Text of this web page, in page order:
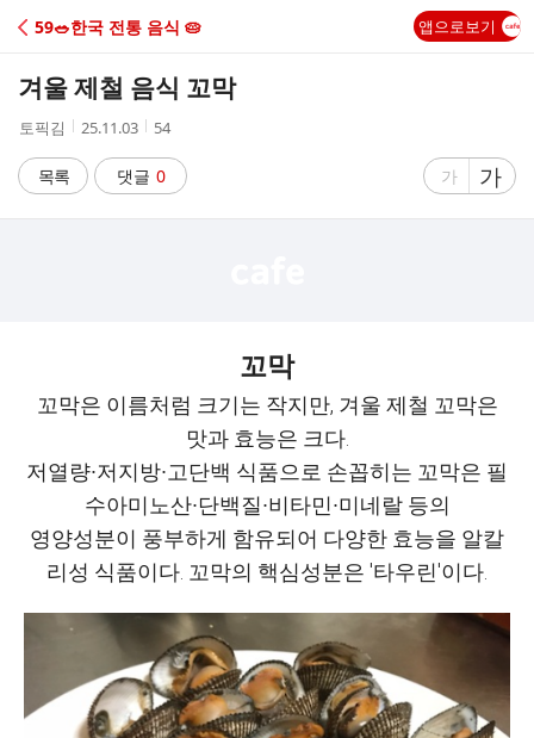
C
A
59🥗한국 전통 음식 🥧 앱으로보기
겨울 제철 음식 꼬막
작
자
토픽김
작
시
간
25.11.03
조
수
54
목록 댓글 0
글
가
글
자
가
꼬막
꼬막은 이름처럼 크기는 작지만, 겨울 제철 꼬막은
맛과 효능은 크다.
저열량∙저지방∙고단백 식품으로 손꼽히는 꼬막은 필
수아미노산∙단백질∙비타민∙미네랄 등의
영양성분이 풍부하게 함유되어 다양한 효능을 알칼
리성 식품이다. 꼬막의 핵심성분은 '타우린'이다.